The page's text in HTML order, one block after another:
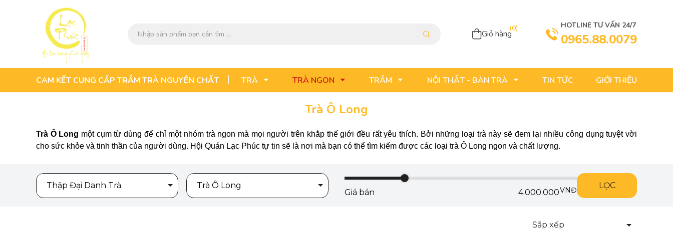
Giỏ hàng
(0) HOTLINE TƯ VẤN 24/7
0965.88.0079
CAM KẾT CUNG CẤP TRẦM TRÀ NGUYÊN CHẤT TRÀ TRÀ NGON TRẦM NỘI THẤT - BÀN TRÀ TIN TỨC GIỚI THIỆU
Trà Ô Long
Trà Ô Long một cụm từ dùng để chỉ một nhóm trà ngon mà mọi người trên khắp thế giới đều rất yêu thích. Bởi những loại trà này sẽ đem lại nhiều công dụng tuyệt vời
cho sức khỏe và tinh thần của người dùng. Hội Quán Lạc Phúc tự tin sẽ là nơi mà bạn có thể tìm kiếm được các loại trà Ô Long ngon và chất lượng.
Thập Đại Danh Trà Trà Ô Long
Giá bán 4.000.000VNĐ
LỌC
Sắp xếp